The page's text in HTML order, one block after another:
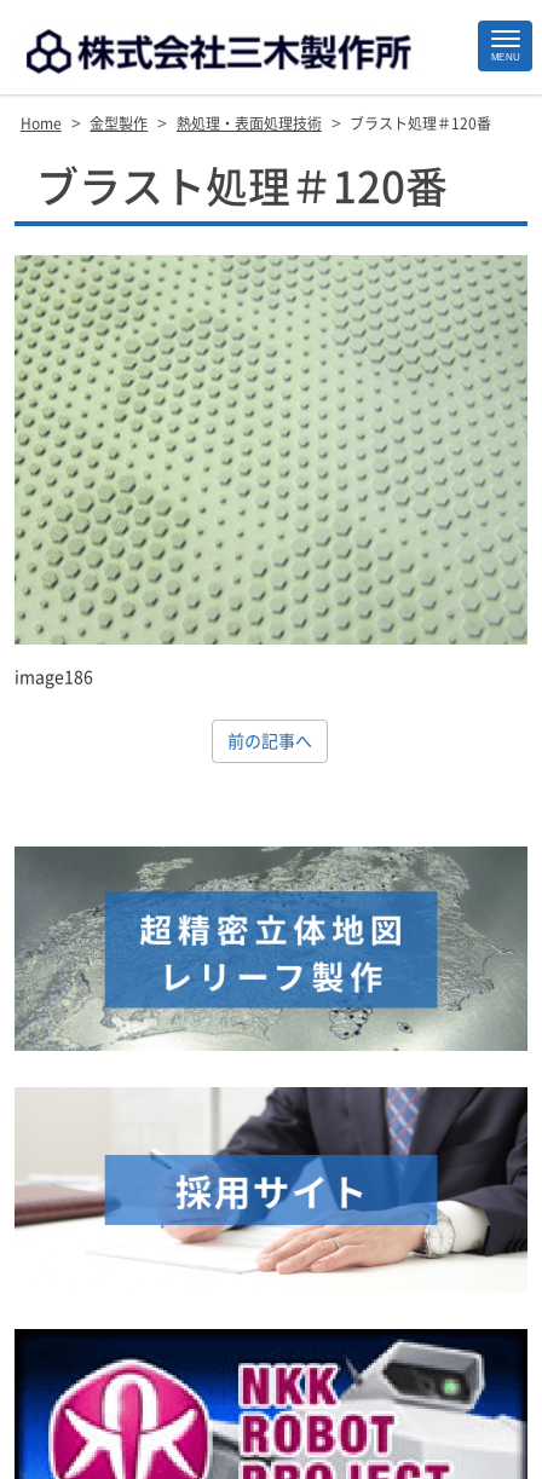
MENU
Home > 金型製作 > 熱処理・表面処理技術 > ブラスト処理＃120番
ブラスト処理＃120番
image186
前の記事へ
Site
Footer